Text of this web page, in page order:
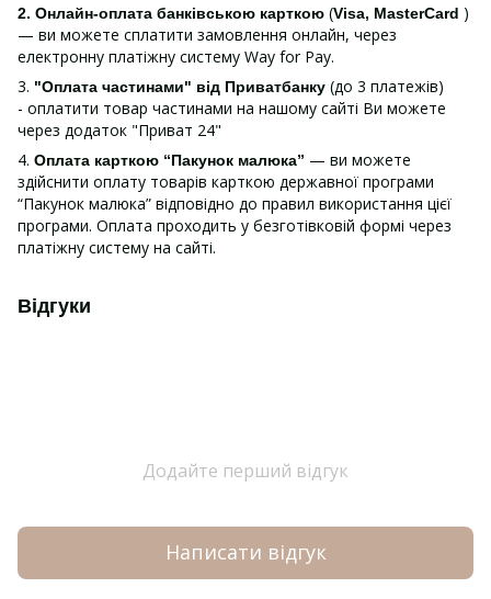
2. Онлайн-оплата банківською карткою (Visa, MasterCard )
— ви можете сплатити замовлення онлайн, через
електронну платіжну систему Way for Pay.
3. "Оплата частинами" від Приватбанку (до 3 платежів)
- оплатити товар частинами на нашому сайті Ви можете
через додаток "Приват 24"
4. Оплата карткою “Пакунок малюка” — ви можете
здійснити оплату товарів карткою державної програми
“Пакунок малюка” відповідно до правил використання цієї
програми. Оплата проходить у безготівковій формі через
платіжну систему на сайті.
Відгуки
Додайте перший відгук
Написати відгук